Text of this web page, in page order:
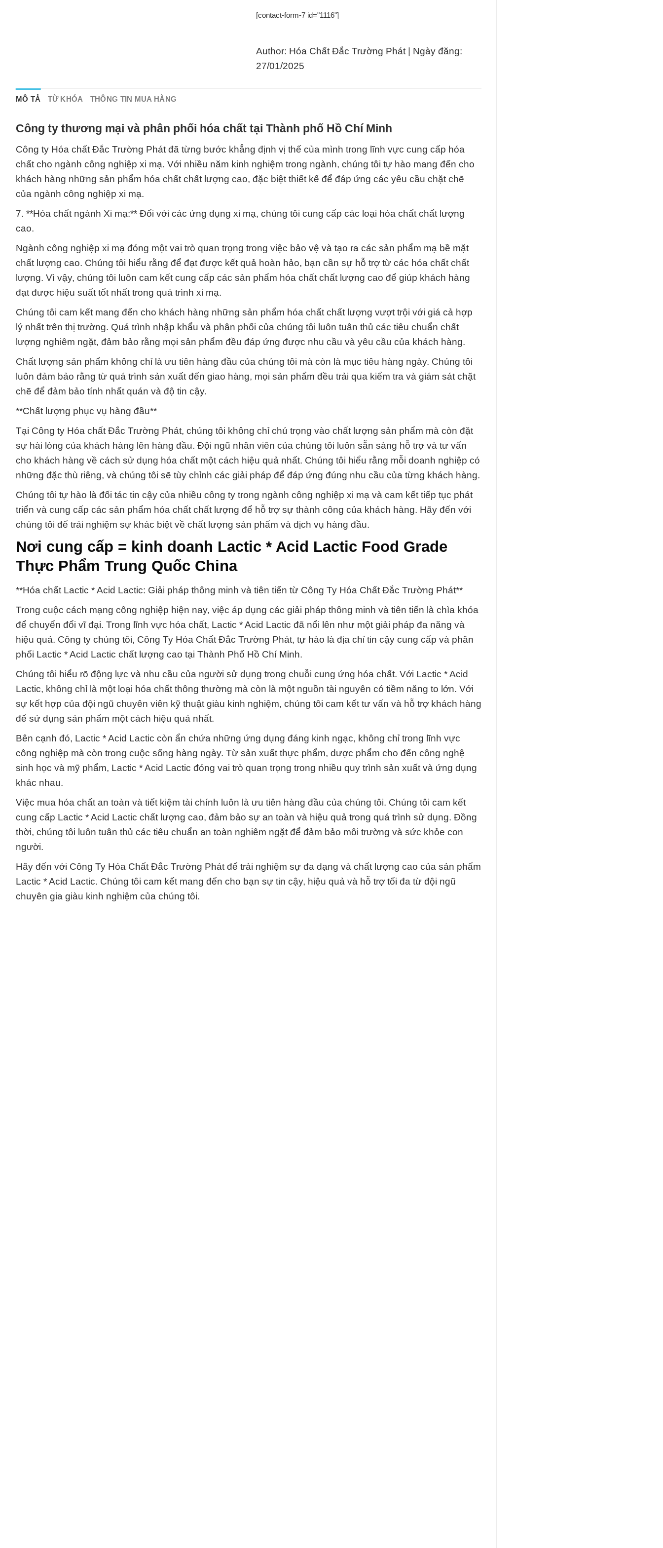
[contact-form-7 id="1116"]
Author: Hóa Chất Đắc Trường Phát | Ngày đăng:
27/01/2025
MÔ TẢ TỪ KHÓA THÔNG TIN MUA HÀNG
Công ty thương mại và phân phối hóa chất tại Thành phố Hồ Chí Minh
Công ty Hóa chất Đắc Trường Phát đã từng bước khẳng định vị thế của mình trong lĩnh vực cung cấp hóa
chất cho ngành công nghiệp xi mạ. Với nhiều năm kinh nghiệm trong ngành, chúng tôi tự hào mang đến cho
khách hàng những sản phẩm hóa chất chất lượng cao, đặc biệt thiết kế để đáp ứng các yêu cầu chặt chẽ
của ngành công nghiệp xi mạ.
7. **Hóa chất ngành Xi mạ:** Đối với các ứng dụng xi mạ, chúng tôi cung cấp các loại hóa chất chất lượng
cao.
Ngành công nghiệp xi mạ đóng một vai trò quan trọng trong việc bảo vệ và tạo ra các sản phẩm mạ bề mặt
chất lượng cao. Chúng tôi hiểu rằng để đạt được kết quả hoàn hảo, bạn cần sự hỗ trợ từ các hóa chất chất
lượng. Vì vậy, chúng tôi luôn cam kết cung cấp các sản phẩm hóa chất chất lượng cao để giúp khách hàng
đạt được hiệu suất tốt nhất trong quá trình xi mạ.
Chúng tôi cam kết mang đến cho khách hàng những sản phẩm hóa chất chất lượng vượt trội với giá cả hợp
lý nhất trên thị trường. Quá trình nhập khẩu và phân phối của chúng tôi luôn tuân thủ các tiêu chuẩn chất
lượng nghiêm ngặt, đảm bảo rằng mọi sản phẩm đều đáp ứng được nhu cầu và yêu cầu của khách hàng.
Chất lượng sản phẩm không chỉ là ưu tiên hàng đầu của chúng tôi mà còn là mục tiêu hàng ngày. Chúng tôi
luôn đảm bảo rằng từ quá trình sản xuất đến giao hàng, mọi sản phẩm đều trải qua kiểm tra và giám sát chặt
chẽ để đảm bảo tính nhất quán và độ tin cậy.
**Chất lượng phục vụ hàng đầu**
Tại Công ty Hóa chất Đắc Trường Phát, chúng tôi không chỉ chú trọng vào chất lượng sản phẩm mà còn đặt
sự hài lòng của khách hàng lên hàng đầu. Đội ngũ nhân viên của chúng tôi luôn sẵn sàng hỗ trợ và tư vấn
cho khách hàng về cách sử dụng hóa chất một cách hiệu quả nhất. Chúng tôi hiểu rằng mỗi doanh nghiệp có
những đặc thù riêng, và chúng tôi sẽ tùy chỉnh các giải pháp để đáp ứng đúng nhu cầu của từng khách hàng.
Chúng tôi tự hào là đối tác tin cậy của nhiều công ty trong ngành công nghiệp xi mạ và cam kết tiếp tục phát
triển và cung cấp các sản phẩm hóa chất chất lượng để hỗ trợ sự thành công của khách hàng. Hãy đến với
chúng tôi để trải nghiệm sự khác biệt về chất lượng sản phẩm và dịch vụ hàng đầu.
Nơi cung cấp = kinh doanh Lactic * Acid Lactic Food Grade
Thực Phẩm Trung Quốc China
**Hóa chất Lactic * Acid Lactic: Giải pháp thông minh và tiên tiến từ Công Ty Hóa Chất Đắc Trường Phát**
Trong cuộc cách mạng công nghiệp hiện nay, việc áp dụng các giải pháp thông minh và tiên tiến là chìa khóa
để chuyển đổi vĩ đại. Trong lĩnh vực hóa chất, Lactic * Acid Lactic đã nổi lên như một giải pháp đa năng và
hiệu quả. Công ty chúng tôi, Công Ty Hóa Chất Đắc Trường Phát, tự hào là địa chỉ tin cậy cung cấp và phân
phối Lactic * Acid Lactic chất lượng cao tại Thành Phố Hồ Chí Minh.
Chúng tôi hiểu rõ động lực và nhu cầu của người sử dụng trong chuỗi cung ứng hóa chất. Với Lactic * Acid
Lactic, không chỉ là một loại hóa chất thông thường mà còn là một nguồn tài nguyên có tiềm năng to lớn. Với
sự kết hợp của đội ngũ chuyên viên kỹ thuật giàu kinh nghiệm, chúng tôi cam kết tư vấn và hỗ trợ khách hàng
để sử dụng sản phẩm một cách hiệu quả nhất.
Bên cạnh đó, Lactic * Acid Lactic còn ẩn chứa những ứng dụng đáng kinh ngạc, không chỉ trong lĩnh vực
công nghiệp mà còn trong cuộc sống hàng ngày. Từ sản xuất thực phẩm, dược phẩm cho đến công nghệ
sinh học và mỹ phẩm, Lactic * Acid Lactic đóng vai trò quan trọng trong nhiều quy trình sản xuất và ứng dụng
khác nhau.
Việc mua hóa chất an toàn và tiết kiệm tài chính luôn là ưu tiên hàng đầu của chúng tôi. Chúng tôi cam kết
cung cấp Lactic * Acid Lactic chất lượng cao, đảm bảo sự an toàn và hiệu quả trong quá trình sử dụng. Đồng
thời, chúng tôi luôn tuân thủ các tiêu chuẩn an toàn nghiêm ngặt để đảm bảo môi trường và sức khỏe con
người.
Hãy đến với Công Ty Hóa Chất Đắc Trường Phát để trải nghiệm sự đa dạng và chất lượng cao của sản phẩm
Lactic * Acid Lactic. Chúng tôi cam kết mang đến cho bạn sự tin cậy, hiệu quả và hỗ trợ tối đa từ đội ngũ
chuyên gia giàu kinh nghiệm của chúng tôi.